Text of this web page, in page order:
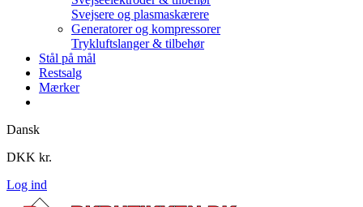
Svejsere og plasmaskærere
Generatorer og kompressorer
Trykluftslanger & tilbehør
Stål på mål
Restsalg
Mærker
Dansk
DKK kr.
Log ind